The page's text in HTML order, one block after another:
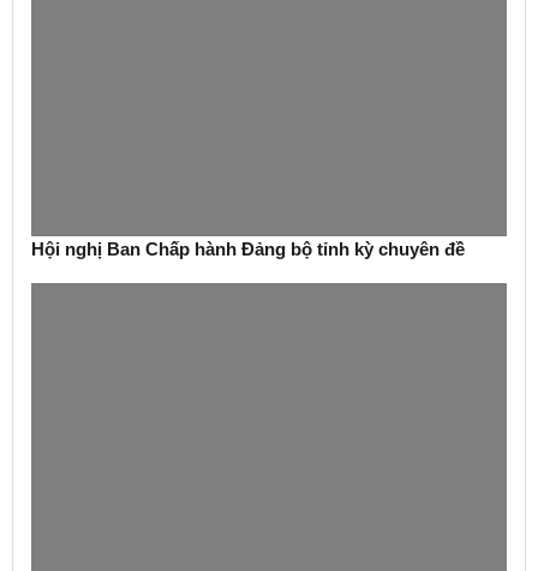
Hội nghị Ban Chấp hành Đảng bộ tỉnh kỳ chuyên đề